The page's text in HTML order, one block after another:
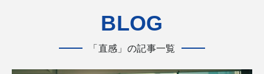
BLOG
「直感」の記事一覧